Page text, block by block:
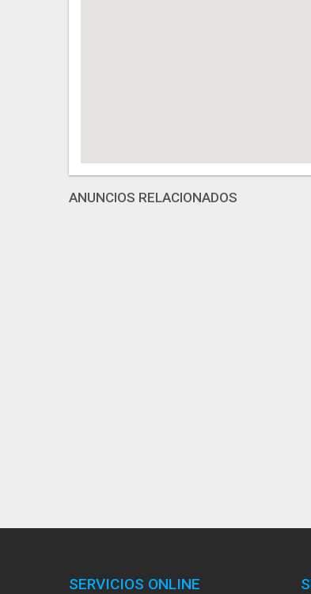
ANUNCIOS RELACIONADOS
SERVICIOS ONLINE